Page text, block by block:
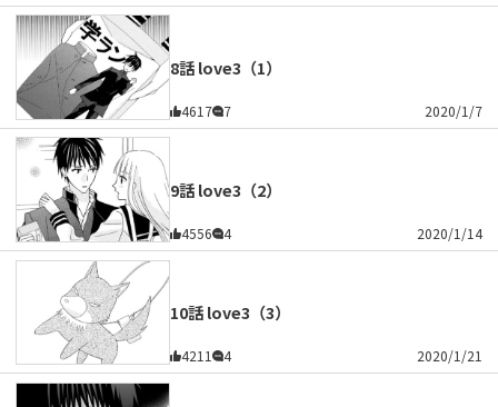
8話 love3（1）
4617 7 2020/1/7
9話 love3（2）
4556 4 2020/1/14
10話 love3（3）
4211 4 2020/1/21